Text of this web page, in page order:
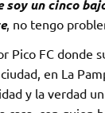
un cinco
, no tengo
Pico FC donde
en La
y la verdad